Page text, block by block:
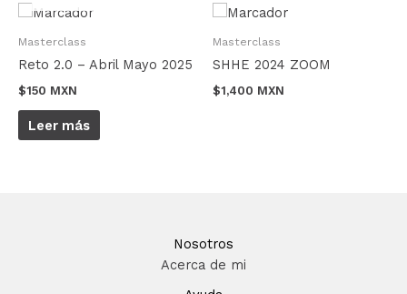
Masterclass
Reto 2.0 – Abril Mayo 2025
$150 MXN
Leer más
Masterclass
SHHE 2024 ZOOM
$1,400 MXN
Nosotros
Acerca de mi